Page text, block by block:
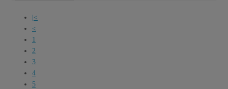
|<
<
1
2
3
4
5